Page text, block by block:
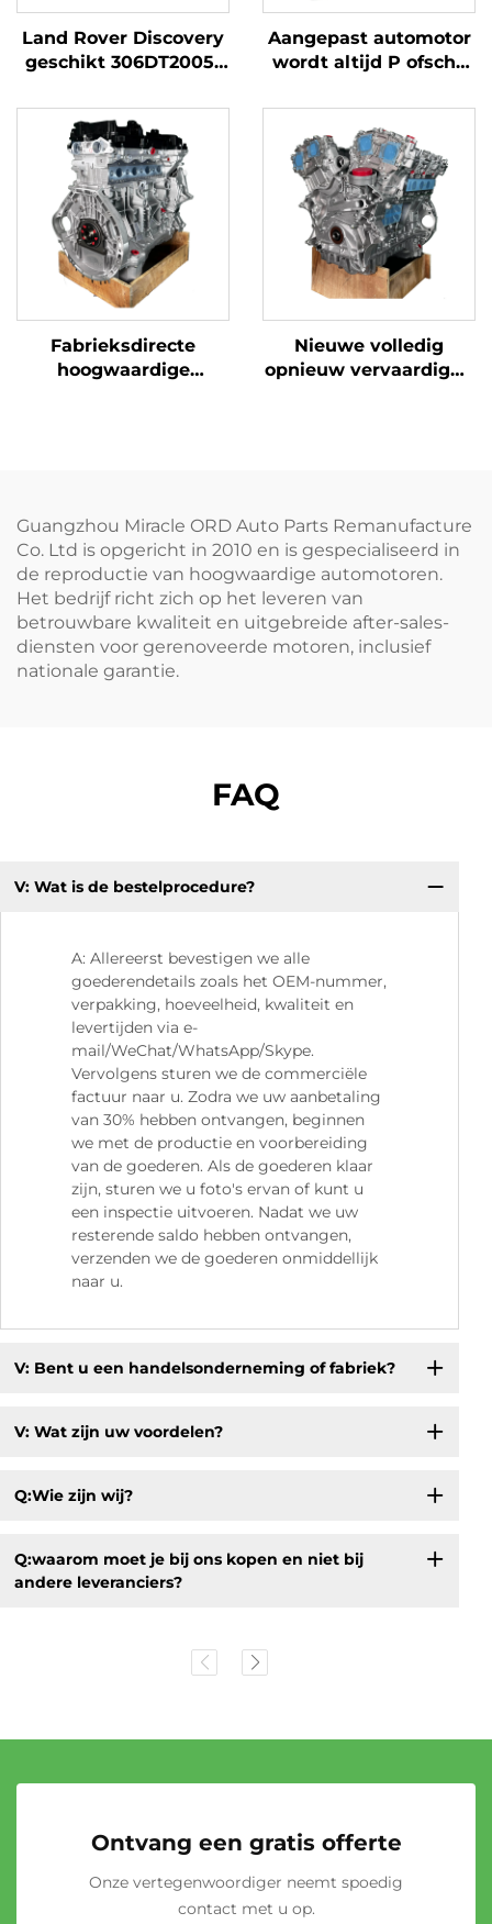
Land Rover Discovery
geschikt 306DT2005-
cilinder motorblok oud
model
Aangepast automotor
wordt altijd P ofsche
motorcomponent 2019-
2020 slagvolume 3.0T
6 cilinder
Fabrieksdirecte
hoogwaardige
Nieuwe volledig
opnieuw vervaardigde
Guangzhou Miracle ORD Auto Parts Remanufacture
Co. Ltd is opgericht in 2010 en is gespecialiseerd in
de reproductie van hoogwaardige automotoren.
Het bedrijf richt zich op het leveren van
betrouwbare kwaliteit en uitgebreide after-sales-
diensten voor gerenoveerde motoren, inclusief
nationale garantie.
FAQ
V: Wat is de bestelprocedure?
A: Allereerst bevestigen we alle
goederendetails zoals het OEM-nummer,
verpakking, hoeveelheid, kwaliteit en
levertijden via e-
mail/WeChat/WhatsApp/Skype.
Vervolgens sturen we de commerciële
factuur naar u. Zodra we uw aanbetaling
van 30% hebben ontvangen, beginnen
we met de productie en voorbereiding
van de goederen. Als de goederen klaar
zijn, sturen we u foto's ervan of kunt u
een inspectie uitvoeren. Nadat we uw
resterende saldo hebben ontvangen,
verzenden we de goederen onmiddellijk
naar u.
V: Bent u een handelsonderneming of fabriek?
V: Wat zijn uw voordelen?
Q:Wie zijn wij?
Q:waarom moet je bij ons kopen en niet bij
andere leveranciers?
Ontvang een gratis offerte
Onze vertegenwoordiger neemt spoedig
contact met u op.